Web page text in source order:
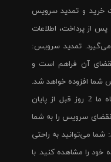
خرید و تمدید سرویس
از پرداخت، اطلاعات
می‌گیرد. تمدید سرویس:
آن فراهم است و
شما افزوده خواهد شد.
یادآوری تاریخ انقضا: سیستم فروشگاه ما 2 روز قبل از پایان
سرویس را به شما
می‌توانید به راحتی
را مشاهده کنید. با